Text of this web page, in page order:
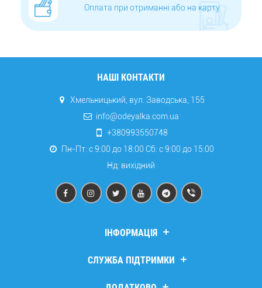
Оплата при отриманні або на карту
НАШІ КОНТАКТИ
Хмельницький, вул. Заводська, 155
info@odeyalka.com.ua
+380993550748
Пн-Пт: с 9:00 до 18:00 Сб: c 9:00 до 15:00
Нд: вихідний
ІНФОРМАЦІЯ
Про компанію
СЛУЖБА ПІДТРИМКИ